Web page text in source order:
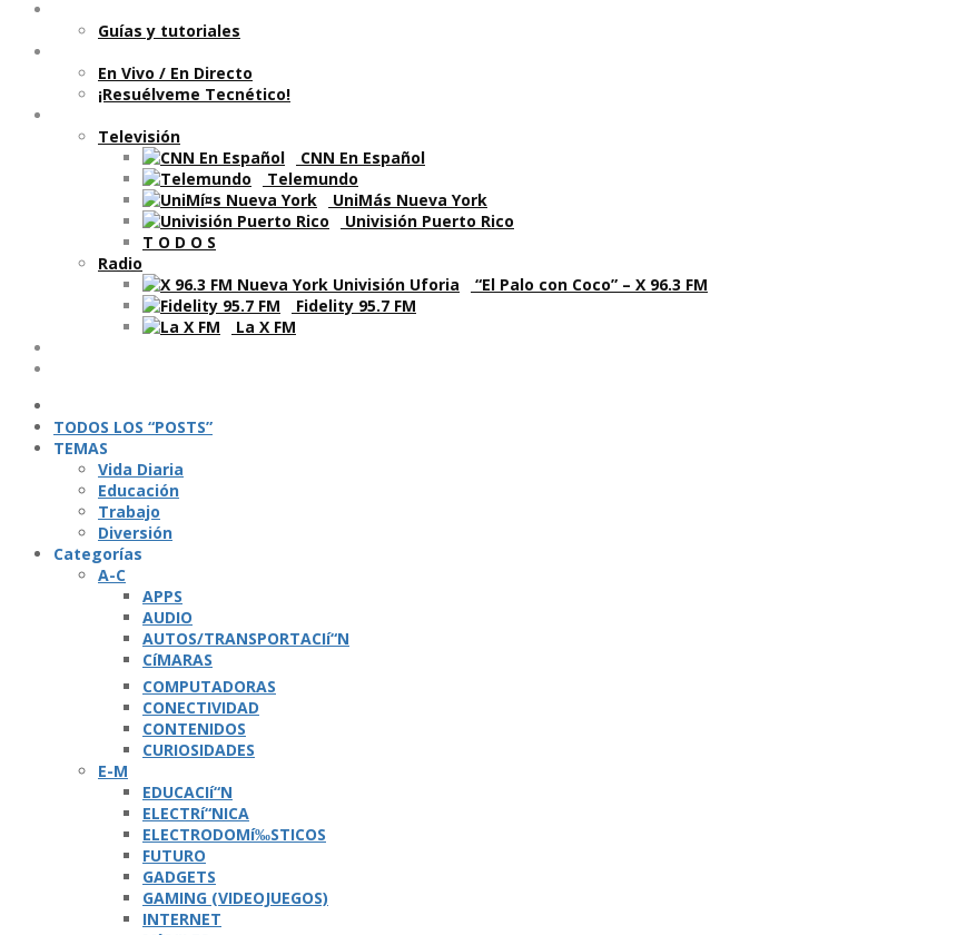
Guí­as y tutoriales
En Vivo / En Directo
¡Resuélveme Tecnético!
Televisión
CNN En Español
Telemundo
UniMás Nueva York
Univisión Puerto Rico
T O D O S
Radio
“El Palo con Coco” – X 96.3 FM
Fidelity 95.7 FM
La X FM
TODOS LOS “POSTS”
TEMAS
Vida Diaria
Educación
Trabajo
Diversión
Categorí­as
A-C
APPS
AUDIO
AUTOS/TRANSPORTACIí“N
CíMARAS
COMPUTADORAS
CONECTIVIDAD
CONTENIDOS
CURIOSIDADES
E-M
EDUCACIí“N
ELECTRí“NICA
ELECTRODOMí‰STICOS
FUTURO
GADGETS
GAMING (VIDEOJUEGOS)
INTERNET